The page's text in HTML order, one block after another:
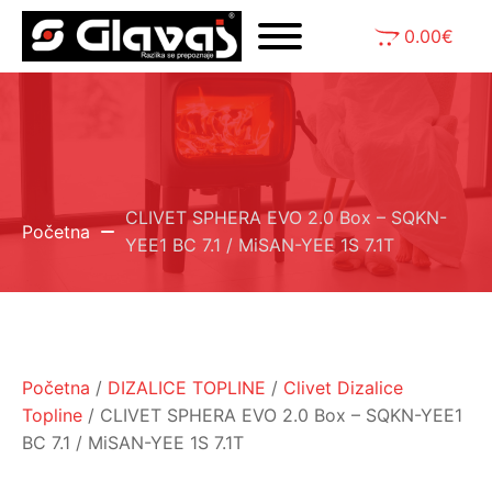
0.00€
Početna
CLIVET SPHERA EVO 2.0 Box – SQKN-
YEE1 BC 7.1 / MiSAN-YEE 1S 7.1T
Početna / DIZALICE TOPLINE / Clivet Dizalice
Topline / CLIVET SPHERA EVO 2.0 Box – SQKN-YEE1
BC 7.1 / MiSAN-YEE 1S 7.1T